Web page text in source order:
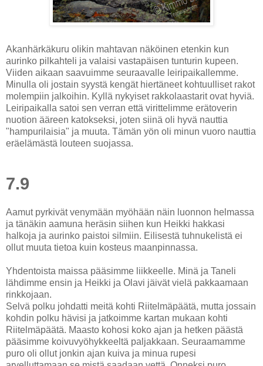
Akanhärkäkuru olikin mahtavan näköinen etenkin kun
aurinko pilkahteli ja valaisi vastapäisen tunturin kupeen.
Viiden aikaan saavuimme seuraavalle leiripaikallemme.
Minulla oli jostain syystä kengät hiertäneet kohtuulliset rakot
molempiin jalkoihin. Kyllä nykyiset rakkolaastarit ovat hyviä.
Leiripaikalla satoi sen verran että virittelimme erätoverin
nuotion ääreen katokseksi, joten siinä oli hyvä nauttia
"hampurilaisia" ja muuta. Tämän yön oli minun vuoro nauttia
eräelämästä louteen suojassa.
7.9
Aamut pyrkivät venymään myöhään näin luonnon helmassa
ja tänäkin aamuna heräsin siihen kun Heikki hakkasi
halkoja ja aurinko paistoi silmiin. Eilisestä tuhnukelistä ei
ollut muuta tietoa kuin kosteus maanpinnassa.
Yhdentoista maissa pääsimme liikkeelle. Minä ja Taneli
lähdimme ensin ja Heikki ja Olavi jäivät vielä pakkaamaan
rinkkojaan.
Selvä polku johdatti meitä kohti Riitelmäpäätä, mutta jossain
kohdin polku hävisi ja jatkoimme kartan mukaan kohti
Riitelmäpäätä. Maasto kohosi koko ajan ja hetken päästä
pääsimme koivuvyöhykkeeltä paljakkaan. Seuraamamme
puro oli ollut jonkin ajan kuiva ja minua rupesi